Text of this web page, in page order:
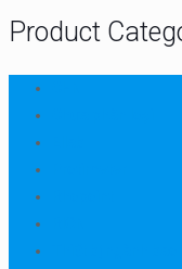
Product